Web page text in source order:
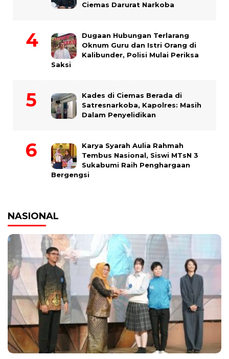
Ciemas Darurat Narkoba
Dugaan Hubungan Terlarang
Oknum Guru dan Istri Orang di
Kalibunder, Polisi Mulai Periksa
Saksi
Kades di Ciemas Berada di
Satresnarkoba, Kapolres: Masih
Dalam Penyelidikan
Karya Syarah Aulia Rahmah
Tembus Nasional, Siswi MTsN 3
Sukabumi Raih Penghargaan
Bergengsi
NASIONAL